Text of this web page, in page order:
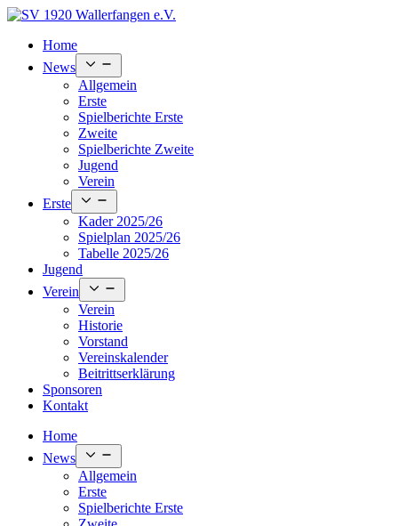
Skip
contentHome
News
menu
Allgemein
Erste
Spielberichte Erste
Zweite
Spielberichte Zweite
Jugend
Verein
Erste
menu
Kader 2025/26
Spielplan 2025/26
Tabelle 2025/26
Jugend
Verein
menu
Verein
Historie
Vorstand
Vereinskalender
Beitrittserklärung
Sponsoren
Kontakt
Home
News
menu
Allgemein
Erste
Spielberichte Erste